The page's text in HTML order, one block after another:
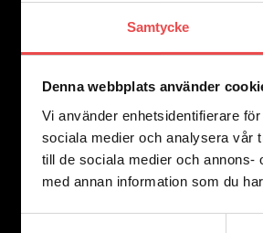
Samtycke
Denna webbplats använder
Vi använder enhetsidentifierare
sociala medier och analysera vår
till de sociala medier och
med annan information som du